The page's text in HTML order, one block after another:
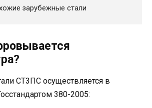
зарубежные стали
СТ3ПС осуществляется в
380-2005: